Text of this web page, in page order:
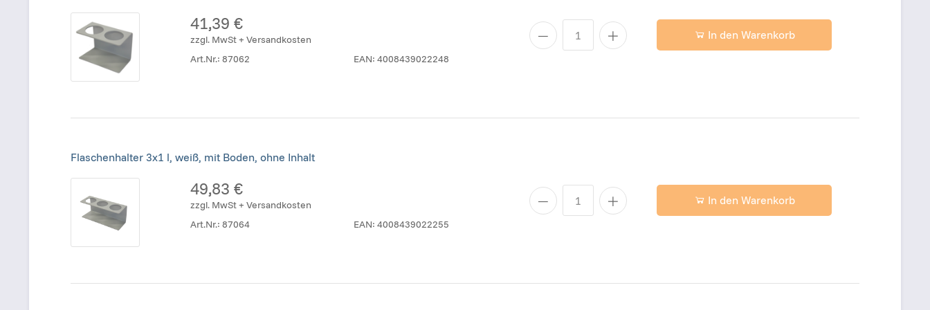
41,39 €
zzgl. MwSt + Versandkosten
Art.Nr.:87062 EAN: 4008439022248
In den Warenkorb
Flaschenhalter 3x1 l, weiß, mit Boden, ohne Inhalt
49,83 €
zzgl. MwSt + Versandkosten
Art.Nr.:87064 EAN: 4008439022255
In den Warenkorb